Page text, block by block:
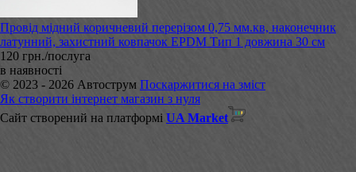
Провід мідний коричневий перерізом 0,75 мм.кв, наконечник
латунний, захистний ковпачок EPDM Тип 1 довжина 30 см
120 грн./послуга
в наявності
© 2023 - 2026 Автострум Поскаржитися на зміст
Як створити інтернет магазин з нуля
Сайт створений на платформі UA Market